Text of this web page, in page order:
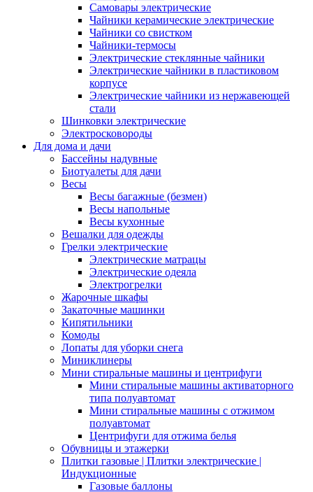
Самовары электрические
Чайники керамические электрические
Чайники со свистком
Чайники-термосы
Электрические стеклянные чайники
Электрические чайники в пластиковом
корпусе
Электрические чайники из нержавеющей
стали
Шинковки электрические
Электросковороды
Для дома и дачи
Бассейны надувные
Биотуалеты для дачи
Весы
Весы багажные (безмен)
Весы напольные
Весы кухонные
Вешалки для одежды
Грелки электрические
Электрические матрацы
Электрические одеяла
Электрогрелки
Жарочные шкафы
Закаточные машинки
Кипятильники
Комоды
Лопаты для уборки снега
Миниклинеры
Мини стиральные машины и центрифуги
Мини стиральные машины активаторного
типа полуавтомат
Мини стиральные машины с отжимом
полуавтомат
Центрифуги для отжима белья
Обувницы и этажерки
Плитки газовые | Плитки электрические |
Индукционные
Газовые баллоны